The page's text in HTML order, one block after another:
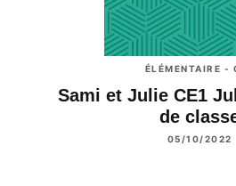
ÉLÉMENTAIRE -
Sami et Julie CE1
de
05/10/2022